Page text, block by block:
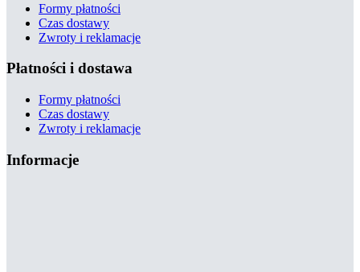
Formy płatności
Czas dostawy
Zwroty i reklamacje
Płatności i dostawa
Formy płatności
Czas dostawy
Zwroty i reklamacje
Informacje